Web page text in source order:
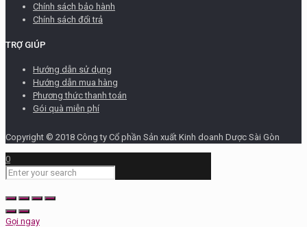
Chính sách bảo hành
Chính sách đổi trả
TRỢ GIÚP
Hướng dẫn sử dụng
Hướng dẫn mua hàng
Phương thức thanh toán
Gói quà miễn phí
Copyright © 2018 Công ty Cổ phần Sản xuất Kinh doanh Dược Sài Gòn
0
Gọi ngay